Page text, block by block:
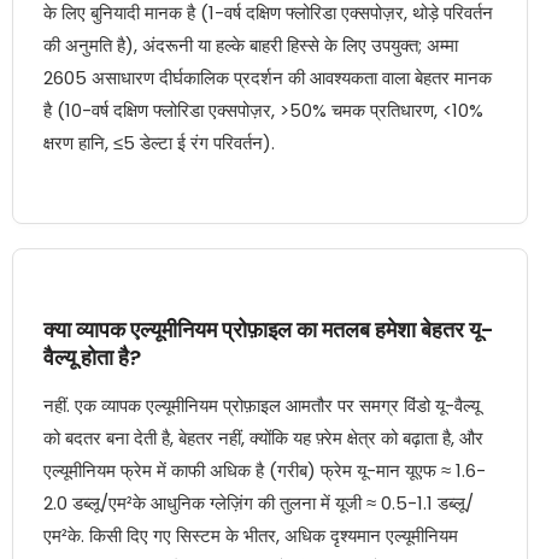
के लिए बुनियादी मानक है (1-वर्ष दक्षिण फ्लोरिडा एक्सपोज़र, थोड़े परिवर्तन
की अनुमति है), अंदरूनी या हल्के बाहरी हिस्से के लिए उपयुक्त; अम्मा
2605 असाधारण दीर्घकालिक प्रदर्शन की आवश्यकता वाला बेहतर मानक
है (10-वर्ष दक्षिण फ्लोरिडा एक्सपोज़र, >50% चमक प्रतिधारण, <10%
क्षरण हानि, ≤5 डेल्टा ई रंग परिवर्तन).
क्या व्यापक एल्यूमीनियम प्रोफ़ाइल का मतलब हमेशा बेहतर यू-
वैल्यू होता है?
नहीं. एक व्यापक एल्यूमीनियम प्रोफ़ाइल आमतौर पर समग्र विंडो यू-वैल्यू
को बदतर बना देती है, बेहतर नहीं, क्योंकि यह फ़्रेम क्षेत्र को बढ़ाता है, और
एल्यूमीनियम फ्रेम में काफी अधिक है (गरीब) फ्रेम यू-मान यूएफ ≈ 1.6-
2.0 डब्लू/एम²के आधुनिक ग्लेज़िंग की तुलना में यूजी ≈ 0.5-1.1 डब्लू/
एम²के. किसी दिए गए सिस्टम के भीतर, अधिक दृश्यमान एल्यूमीनियम